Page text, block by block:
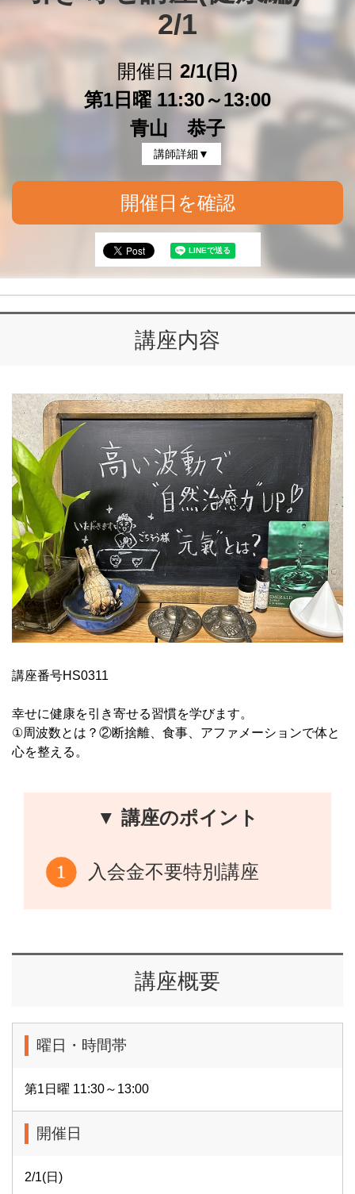
2/1
開催日 2/1(日)
第1日曜 11:30～13:00
青山 恭子
講師詳細▼
開催日を確認
講座内容
講座番号HS0311
幸せに健康を引き寄せる習慣を学びます。
①周波数とは？②断捨離、食事、アファメーションで体と
心を整える。
▼ 講座のポイント
入会金不要特別講座
講座概要
曜日・時間帯
第1日曜 11:30～13:00
開催日
2/1(日)